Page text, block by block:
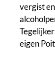
vergist
eigen